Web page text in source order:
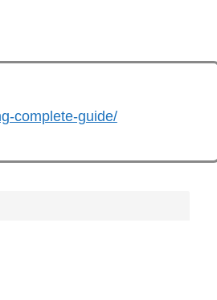
complete-guide/